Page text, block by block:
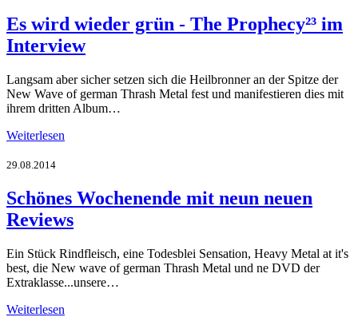
Es wird wieder grün - The Prophecy²³ im
Interview
Langsam aber sicher setzen sich die Heilbronner an der Spitze der
New Wave of german Thrash Metal fest und manifestieren dies mit
ihrem dritten Album…
Weiterlesen
29.08.2014
Schönes Wochenende mit neun neuen
Reviews
Ein Stück Rindfleisch, eine Todesblei Sensation, Heavy Metal at it's
best, die New wave of german Thrash Metal und ne DVD der
Extraklasse...unsere…
Weiterlesen